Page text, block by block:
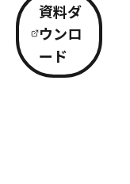
資料ダ
ウンロ
ード